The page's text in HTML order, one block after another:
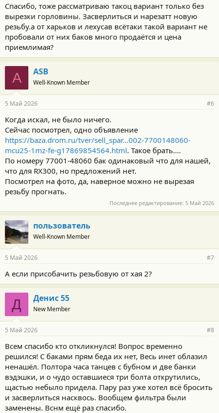
Спасибо, тоже рассматриваю такоц вариант только без
вырезки горловины. Засверлиться и нарезатт новую
резьбу.а от харьков и лехусав всётаки такой вариант не
пробовали от них баков много продаётся и цена
приемлимая?
A ASB
Well-Known Member
5 Май 2026 #6
Когда искал, не было ничего.
Сейчас посмотрел, одно объявление
https://baza.drom.ru/tver/sell_spar...002-7700148060-
mcu25-1mz-fe-g17869854564.html. Такое брать....
По номеру 77001-48060 бак одинаковый что для нашей,
что для RX300, но предложений нет.
Посмотрел на фото, да, наверное можно не вырезая
резьбу прогнать.
Последнее редактирование: 5 Май 2026
пользователь
Well-Known Member
5 Май 2026 #7
А если присобачить резьбовую от хая 2?
Д Денис 55
New Member
5 Май 2026 #8
Всем спасибо кто откликнулся! Вопрос временно
решился! С баками прям беда их нет, Весь инет облазил
ненашёл. Полтора часа танцев с бубном и две банки
вэдэшки, и о чудо оставшиеся три болта открутились,
щастью небыло придела. Пару раз уже хотел всё бросить
и засверлиться насквось. Вообщем фильтра были
заменены. Вснм ещё раз спасибо.